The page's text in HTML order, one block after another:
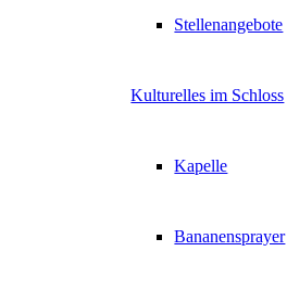
Stellenangebote
Kulturelles im Schloss
Kapelle
Bananensprayer